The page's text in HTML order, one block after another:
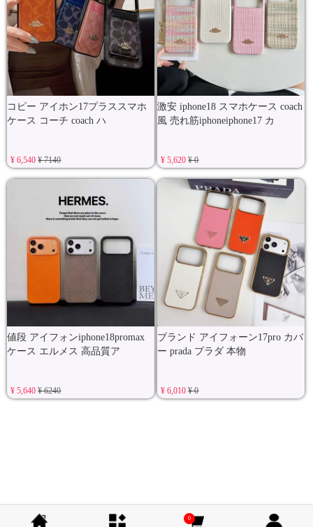
コピー アイホン17プラススマホ
ケース コーチ coach ハ
¥ 6,540¥ 7140
激安 iphone18 スマホケース coach
風 売れ筋iphoneiphone17 カ
¥ 5,620¥ 0
値段 アイフォンiphone18promax
ケース エルメス 高品質ア
¥ 5,640¥ 6240
ブランド アイフォーン17pro カバ
ー prada プラダ 本物
¥ 6,010¥ 0
0